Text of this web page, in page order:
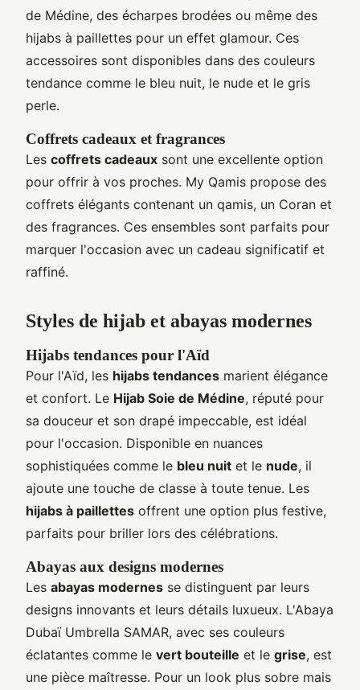
de Médine, des écharpes brodées ou même des
hijabs à paillettes pour un effet glamour. Ces
accessoires sont disponibles dans des couleurs
tendance comme le bleu nuit, le nude et le gris
perle.
Coffrets cadeaux et fragrances
Les coffrets cadeaux sont une excellente option
pour offrir à vos proches. My Qamis propose des
coffrets élégants contenant un qamis, un Coran et
des fragrances. Ces ensembles sont parfaits pour
marquer l'occasion avec un cadeau significatif et
raffiné.
Styles de hijab et abayas modernes
Hijabs tendances pour l'Aïd
Pour l'Aïd, les hijabs tendances marient élégance
et confort. Le Hijab Soie de Médine, réputé pour
sa douceur et son drapé impeccable, est idéal
pour l'occasion. Disponible en nuances
sophistiquées comme le bleu nuit et le nude, il
ajoute une touche de classe à toute tenue. Les
hijabs à paillettes offrent une option plus festive,
parfaits pour briller lors des célébrations.
Abayas aux designs modernes
Les abayas modernes se distinguent par leurs
designs innovants et leurs détails luxueux. L'Abaya
Dubaï Umbrella SAMAR, avec ses couleurs
éclatantes comme le vert bouteille et le grise, est
une pièce maîtresse. Pour un look plus sobre mais